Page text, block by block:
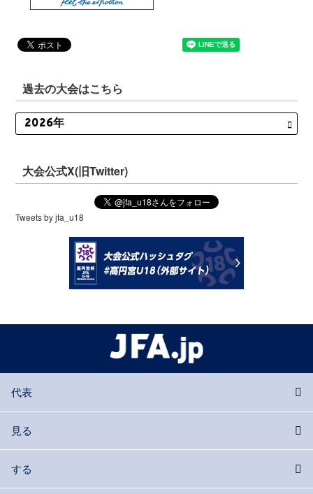
過去の大会はこちら
大会公式X(旧Twitter)
Tweets by jfa_u18
代表
見る
する